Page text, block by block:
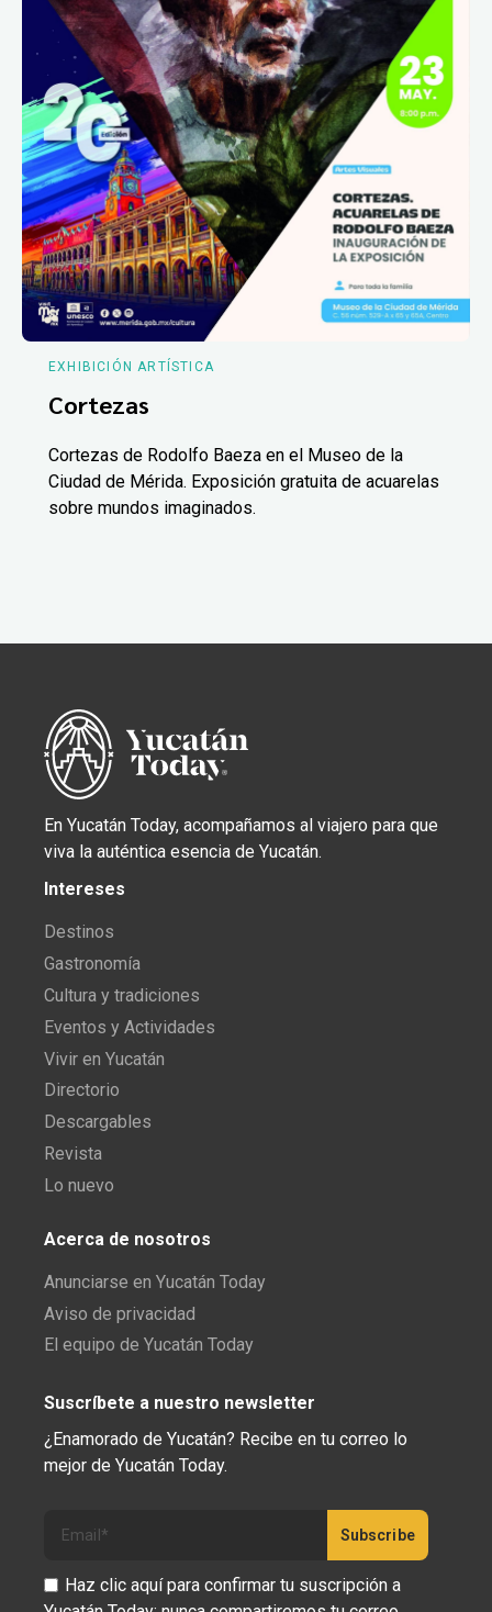
EXHIBICIÓN ARTÍSTICA
Cortezas
Cortezas de Rodolfo Baeza en el Museo de la
Ciudad de Mérida. Exposición gratuita de acuarelas
sobre mundos imaginados.
En Yucatán Today, acompañamos al viajero para que
viva la auténtica esencia de Yucatán.
Intereses
Destinos
Gastronomía
Cultura y tradiciones
Eventos y Actividades
Vivir en Yucatán
Directorio
Descargables
Revista
Lo nuevo
Acerca de nosotros
Anunciarse en Yucatán Today
Aviso de privacidad
El equipo de Yucatán Today
Suscríbete a nuestro newsletter
¿Enamorado de Yucatán? Recibe en tu correo lo
mejor de Yucatán Today.
Haz clic aquí para confirmar tu suscripción a